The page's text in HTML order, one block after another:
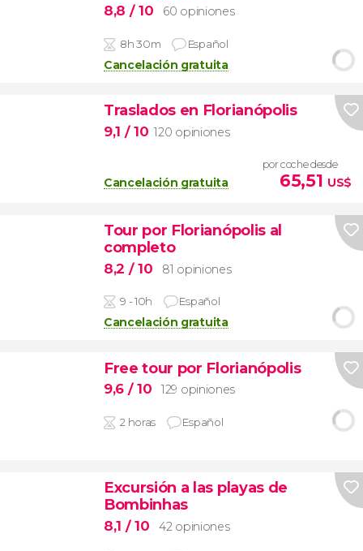
8,8 / 10 60 opiniones
8h 30m Español
Cancelación gratuita
Traslados en Florianópolis
9,1 / 10 120 opiniones
Cancelación gratuita
por coche desde
65,51 US$
Tour por Florianópolis al
completo
8,2 / 10 81 opiniones
9 - 10h Español
Cancelación gratuita
Free tour por Florianópolis
9,6 / 10 129 opiniones
2 horas Español
Excursión a las playas de
Bombinhas
8,1 / 10 42 opiniones